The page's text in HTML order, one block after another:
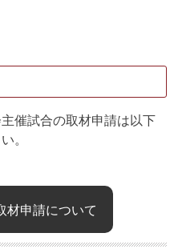
催試合の取材申請は以下
。
材申請について